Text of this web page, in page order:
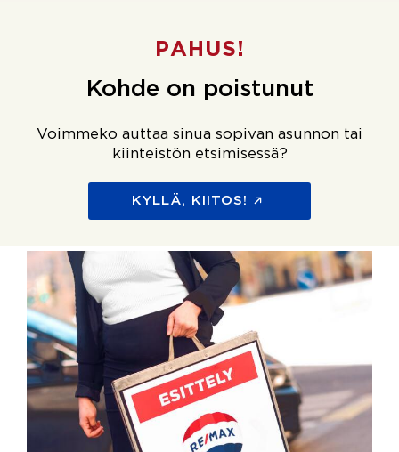
PAHUS!
Kohde on poistunut
Voimmeko auttaa sinua sopivan asunnon tai
kiinteistön etsimisessä?
KYLLÄ, KIITOS!